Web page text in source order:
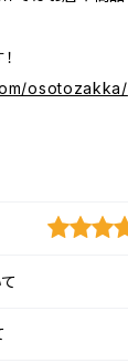
osotozakka/